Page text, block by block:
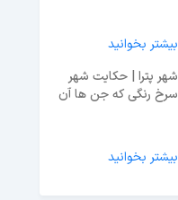
بیشتر بخوانید
شهر پترا | حکایت شهر
سرخ رنگی که جن ها آن
بیشتر بخوانید